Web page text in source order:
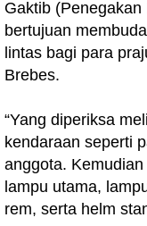
Gaktib
bertujuan
lintas bagi para
Brebes.
“Yang diperiksa
kendaraan seperti
anggota.
lampu utama,
rem, serta helm